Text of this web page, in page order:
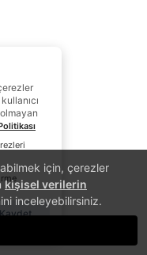
için, çerezler
kişisel verilerin
inceleyebilirsiniz.